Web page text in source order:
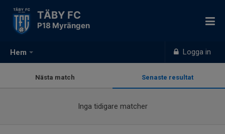
Hem Logga in
TÄBY FC
P18 Myrängen
Nästa match Senaste resultat
Inga tidigare matcher